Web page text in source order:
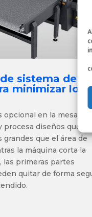
sistema de
minimizar los
en la mesa
procesa diseños que
grandes que el área de
la máquina corta la
las primeras partes
quitar de forma